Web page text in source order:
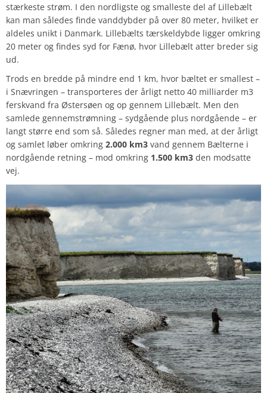
stærkeste strøm. I den nordligste og smalleste del af Lillebælt
kan man således finde vanddybder på over 80 meter, hvilket er
aldeles unikt i Danmark. Lillebælts tærskeldybde ligger omkring
20 meter og findes syd for Fænø, hvor Lillebælt atter breder sig
ud.
Trods en bredde på mindre end 1 km, hvor bæltet er smallest –
i Snævringen – transporteres der årligt netto 40 milliarder m3
ferskvand fra Østersøen og op gennem Lillebælt. Men den
samlede gennemstrømning – sydgående plus nordgående – er
langt større end som så. Således regner man med, at der årligt
og samlet løber omkring 2.000 km3 vand gennem Bælterne i
nordgående retning – mod omkring 1.500 km3 den modsatte
vej.